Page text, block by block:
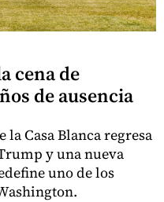
cena de
de ausencia
la Casa Blanca regresa
y una nueva
uno de los